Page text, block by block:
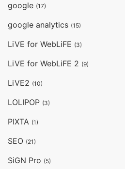
google (17)
google analytics (15)
LiVE for WebLiFE (3)
LiVE for WebLiFE 2 (9)
LiVE2 (10)
LOLIPOP (3)
PIXTA (1)
SEO (21)
SiGN Pro (5)